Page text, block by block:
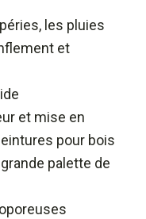
les pluies
et
et mise en
pour bois
palette de